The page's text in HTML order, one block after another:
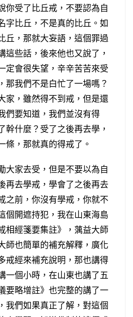
你受了比丘戒，不要認為自
字比丘，不是真的比丘。如
丘，那就大妄語，這個罪過
這些話，後來他也又說了，
定會很失望，辛辛苦苦來受
那我們不是白忙了一場嗎？
家，雖然得不到戒，但是還
們要知道，我們並沒有得
幹什麼？受了之後再去學，
條，那就真的得戒了。
家去受，但是不要以為自
再去學戒，學會了之後再去
之前，你沒有學戒，你就不
個開遮持犯，我在山東海島
相經箋要集註》，蕅益大師
師也簡單的補充解釋，廣化
戒經來補充說明，那也講得
一個小時，在山東也講了五
要略增註》也完整的講了一
我們如果真正了解，對這個